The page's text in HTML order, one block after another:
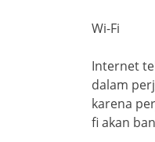
Wi-Fi
Internet
dalam
karena
fi akan